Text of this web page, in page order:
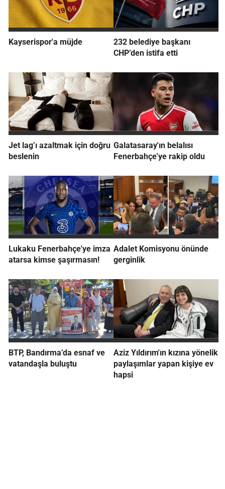
Kayserispor'a müjde
232 belediye başkanı
CHP’den istifa etti
Jet lag’ı azaltmak için doğru
beslenin
Galatasaray'ın belalısı
Fenerbahçe'ye rakip oldu
Lukaku Fenerbahçe'ye imza
atarsa kimse şaşırmasın!
Adalet Komisyonu önünde
gerginlik
BTP, Bandırma’da esnaf ve
vatandaşla buluştu
Aziz Yıldırım'ın kızına yönelik
paylaşımlar yapan kişiye ev
hapsi